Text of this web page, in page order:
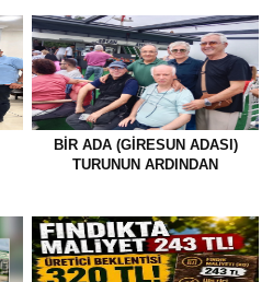
BİR ADA (GİRESUN ADASI)
TURUNUN ARDINDAN